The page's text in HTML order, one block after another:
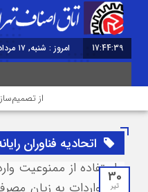
17:44:39 امروز : شنبه, ۱۷ مرداد , ۱۴۰۵
از
اتحادیه فناوران
30
تیر